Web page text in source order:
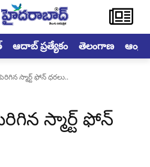
ఆదాబ్ ప్రత్యేకం తెలంగాణ
స్మార్ట్ ఫోన్ ధరలు..
స్మార్ట్ ఫోన్